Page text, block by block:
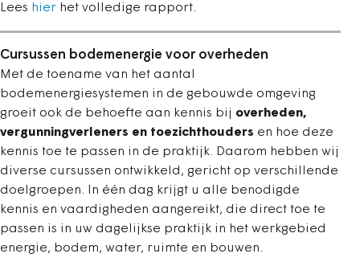
Lees hier het volledige rapport.
Cursussen bodemenergie voor overheden
Met de toename van het aantal
bodemenergiesystemen in de gebouwde omgeving
groeit ook de behoefte aan kennis bij overheden,
vergunningverleners en toezichthouders en hoe deze
kennis toe te passen in de praktijk. Daarom hebben wij
diverse cursussen ontwikkeld, gericht op verschillende
doelgroepen. In één dag krijgt u alle benodigde
kennis en vaardigheden aangereikt, die direct toe te
passen is in uw dagelijkse praktijk in het werkgebied
energie, bodem, water, ruimte en bouwen.